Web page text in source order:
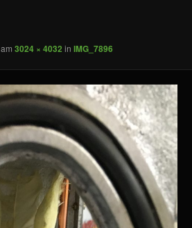
am3024 × 4032 inIMG_7896